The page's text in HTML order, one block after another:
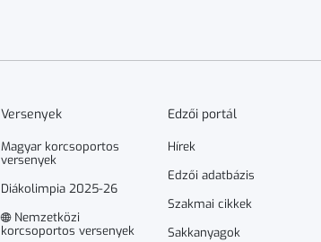
Versenyek
Magyar korcsoportos
versenyek
Diákolimpia 2025-26
Nemzetközi
korcsoportos versenyek
Edzői portál
Hírek
Edzői adatbázis
Szakmai cikkek
Sakkanyagok